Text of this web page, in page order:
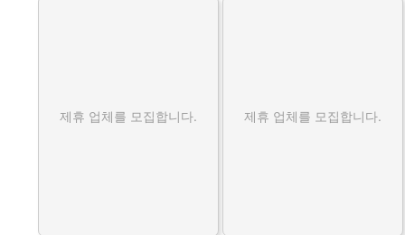
제휴 업체를 모집합니다. 제휴 업체를 모집합니다.